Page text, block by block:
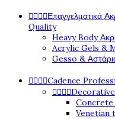
Επαγγελματικά
Quality
Heavy Body
Acrylic Gels &
Gesso &
Cadence

Concrete
Venetian